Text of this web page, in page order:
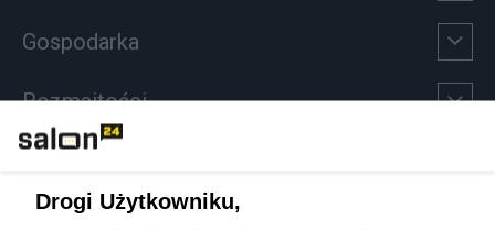
Gospodarka
Rozmaitości
Sport
Drogi Użytkowniku,